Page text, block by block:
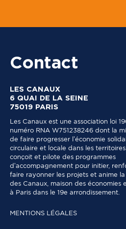
Contact
LES CANAUX
6 QUAI DE LA SEINE
75019 PARIS
Les Canaux est une association loi
numéro RNA W751238246 dont la
de faire progresser l’économie
circulaire et locale dans les
conçoit et pilote des programmes
d’accompagnement pour initier,
faire rayonner les projets et anime la
des Canaux, maison des économies
à Paris dans le 19e arrondissement.
MENTIONS LÉGALES